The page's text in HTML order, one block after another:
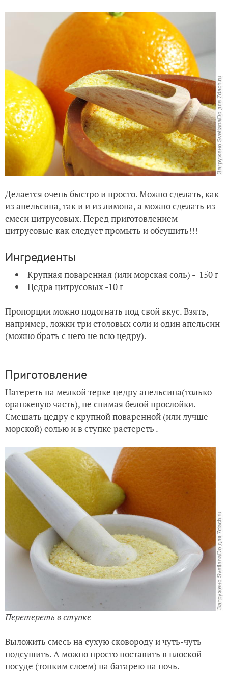
Делается очень быстро и просто. Можно сделать, как
из апельсина, так и и из лимона, а можно сделать из
смеси цитрусовых. Перед приготовлением
цитрусовые как следует промыть и обсушить!!!
Ингредиенты
Крупная поваренная (или морская соль) - 150 г
Цедра цитрусовых -10 г
Пропорции можно подогнать под свой вкус. Взять,
например, ложки три столовых соли и один апельсин
(можно брать с него не всю цедру).
Приготовление
Натереть на мелкой терке цедру апельсина(только
оранжевую часть), не снимая белой прослойки.
Смешать цедру с крупной поваренной (или лучше
морской) солью и в ступке растереть .
Перетереть в ступке
Выложить смесь на сухую сковороду и чуть-чуть
подсушить. А можно просто поставить в плоской
посуде (тонким слоем) на батарею на ночь.